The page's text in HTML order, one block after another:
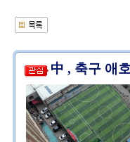
中 , 축구 애